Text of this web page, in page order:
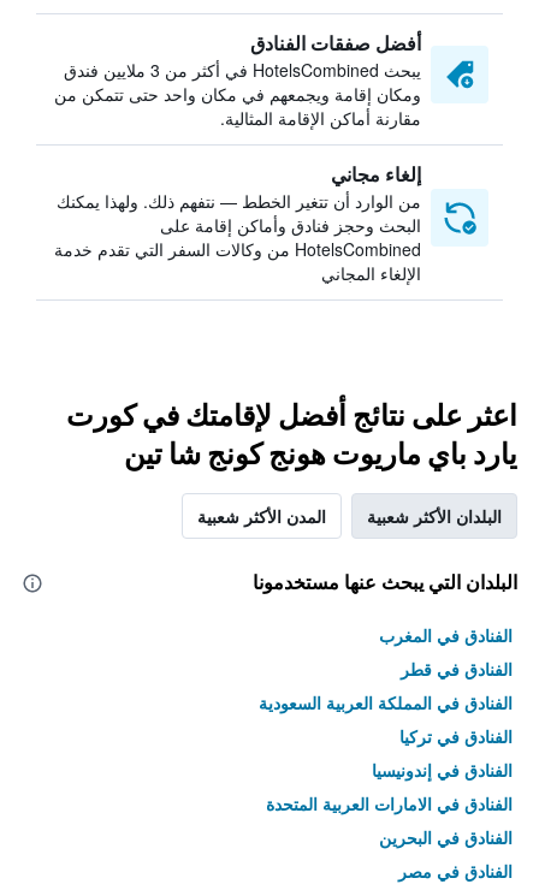
أفضل صفقات الفنادق
يبحث HotelsCombined في أكثر من 3 ملايين فندق
ومكان إقامة ويجمعهم في مكان واحد حتى تتمكن من
مقارنة أماكن الإقامة المثالية.
إلغاء مجاني
من الوارد أن تتغير الخطط — نتفهم ذلك. ولهذا يمكنك
البحث وحجز فنادق وأماكن إقامة على
HotelsCombined من وكالات السفر التي تقدم خدمة
الإلغاء المجاني
اعثر على نتائج أفضل لإقامتك في كورت
يارد باي ماريوت هونج كونج شا تين
البلدان الأكثر شعبية المدن الأكثر شعبية
البلدان التي يبحث عنها مستخدمونا
الفنادق في المغرب
الفنادق في قطر
الفنادق في المملكة العربية السعودية
الفنادق في تركيا
الفنادق في إندونيسيا
الفنادق في الامارات العربية المتحدة
الفنادق في البحرين
الفنادق في مصر